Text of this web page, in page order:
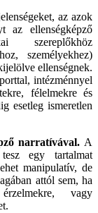
az azok
az ellenségképző
szereplőkhöz
személyekhez)
ellenségnek.
intézménnyel
félelmekre és
esetleg ismeretlen
narratívával. A
egy tartalmat
manipulatív, de
attól sem, ha
vagy